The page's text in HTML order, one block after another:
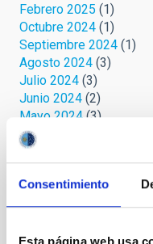
Consentimiento
Febrero 2025 (1)
Octubre 2024 (1)
Septiembre 2024 (1)
Agosto 2024 (3)
Julio 2024 (3)
Junio 2024 (2)
Mayo 2024 (3)
Abril 2024
Marzo 2024
Octubre 2022(1)
Septiembre 2022(1)
Junio 2022(1)